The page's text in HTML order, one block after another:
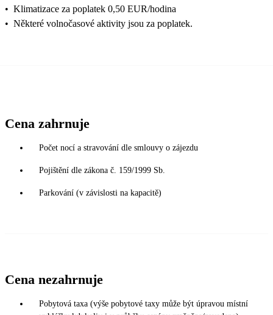
• Klimatizace za poplatek 0,50 EUR/hodina
• Některé volnočasové aktivity jsou za poplatek.
Cena zahrnuje
Počet nocí a stravování dle smlouvy o zájezdu
Pojištění dle zákona č. 159/1999 Sb.
Parkování (v závislosti na kapacitě)
Cena nezahrnuje
Pobytová taxa (výše pobytové taxy může být úpravou místní